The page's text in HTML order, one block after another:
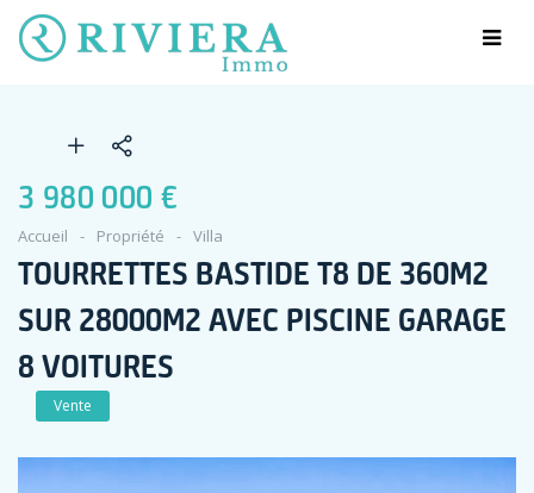
3 980 000 €
Accueil Propriété Villa
TOURRETTES BASTIDE T8 DE 360M2
SUR 28000M2 AVEC PISCINE GARAGE
8 VOITURES
Vente